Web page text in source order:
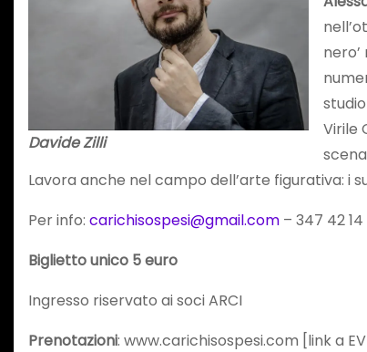
Davide Zilli
nero’
Virile
Lavora anche nel campo dell’arte figurativa: i
Per info: carichisospesi@gmail.com – 347 42
Biglietto unico 5 euro
Ingresso riservato ai soci ARCI
Prenotazioni: www.carichisospesi.com [link a